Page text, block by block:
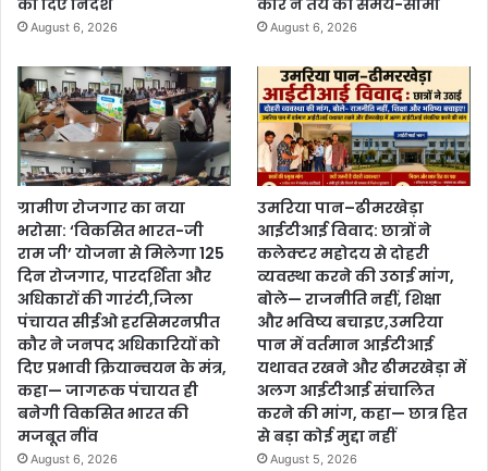
को दिए निर्देश
August 6, 2026
कौर ने तय की समय-सीमा
August 6, 2026
ग्रामीण रोजगार का नया
भरोसा: ‘विकसित भारत-जी
राम जी’ योजना से मिलेगा 125
दिन रोजगार, पारदर्शिता और
अधिकारों की गारंटी,जिला
पंचायत सीईओ हरसिमरनप्रीत
कौर ने जनपद अधिकारियों को
दिए प्रभावी क्रियान्वयन के मंत्र,
कहा— जागरूक पंचायत ही
बनेगी विकसित भारत की
मजबूत नींव
August 6, 2026
उमरिया पान–ढीमरखेड़ा
आईटीआई विवाद: छात्रों ने
कलेक्टर महोदय से दोहरी
व्यवस्था करने की उठाई मांग,
बोले— राजनीति नहीं, शिक्षा
और भविष्य बचाइए,उमरिया
पान में वर्तमान आईटीआई
यथावत रखने और ढीमरखेड़ा में
अलग आईटीआई संचालित
करने की मांग, कहा— छात्र हित
से बड़ा कोई मुद्दा नहीं
August 5, 2026